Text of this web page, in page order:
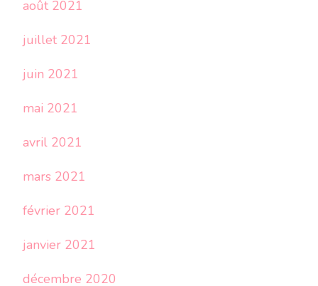
août 2021
juillet 2021
juin 2021
mai 2021
avril 2021
mars 2021
février 2021
janvier 2021
décembre 2020